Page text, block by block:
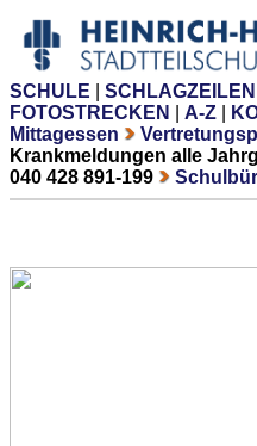
SCHULE SCHLAGZEILEN
FOTOSTRECKEN
A-Z
Mittagessen
Krankmeldungen alle
040 428 891-199